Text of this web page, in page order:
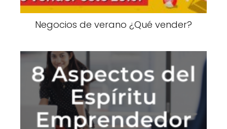
Negocios de verano ¿Qué vender?